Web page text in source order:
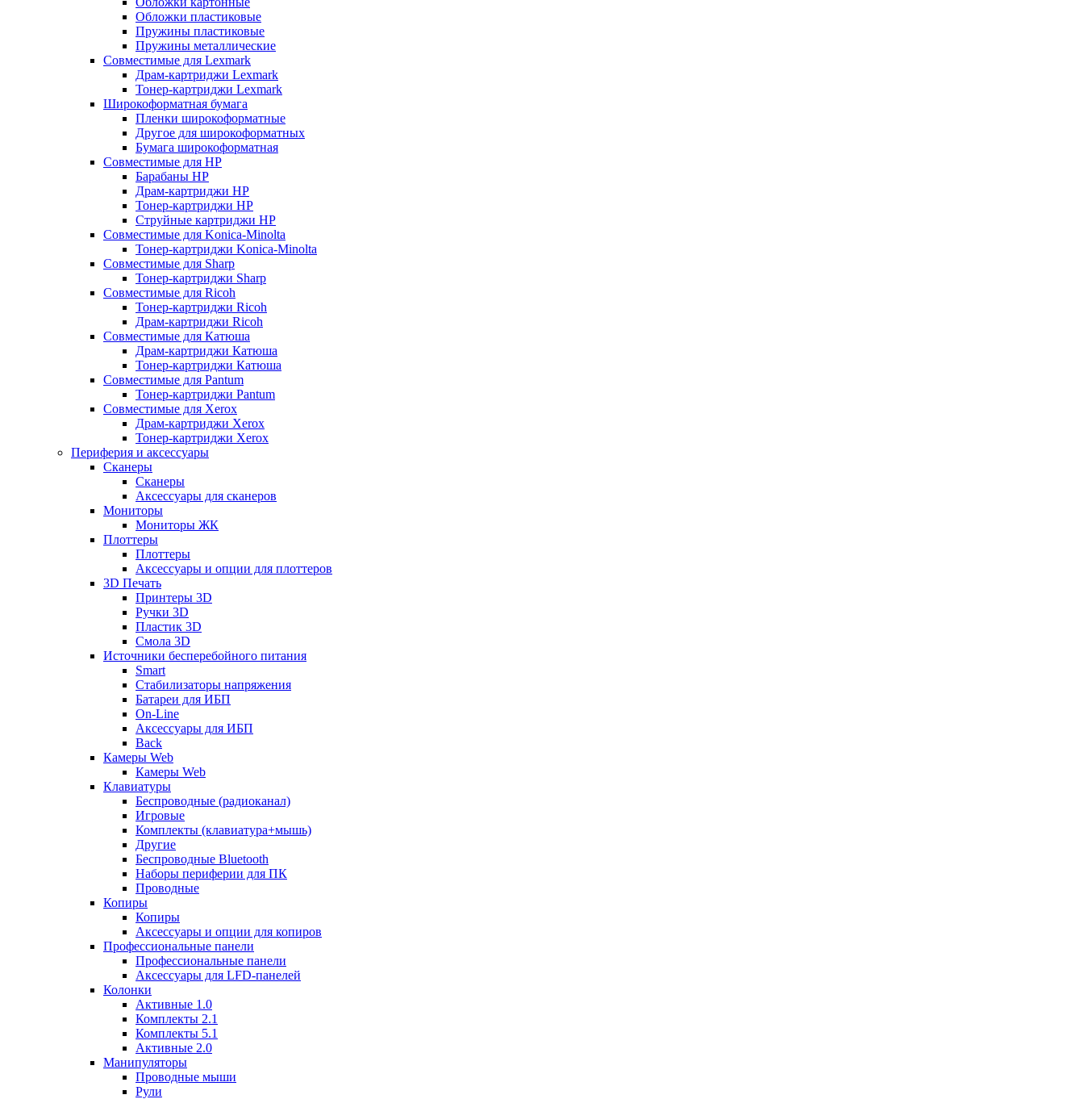
Обложки пластиковые
Пружины пластиковые
Пружины металлические
Совместимые для Lexmark
Драм-картриджи Lexmark
Тонер-картриджи Lexmark
Широкоформатная бумага
Пленки широкоформатные
Другое для широкоформатных
Бумага широкоформатная
Совместимые для HP
Барабаны HP
Драм-картриджи HP
Тонер-картриджи HP
Струйные картриджи HP
Совместимые для Konica-Minolta
Тонер-картриджи Konica-Minolta
Совместимые для Sharp
Тонер-картриджи Sharp
Совместимые для Ricoh
Тонер-картриджи Ricoh
Драм-картриджи Ricoh
Совместимые для Катюша
Драм-картриджи Катюша
Тонер-картриджи Катюша
Совместимые для Pantum
Тонер-картриджи Pantum
Совместимые для Xerox
Драм-картриджи Xerox
Тонер-картриджи Xerox
Периферия и аксессуары
Сканеры
Сканеры
Аксессуары для сканеров
Мониторы
Мониторы ЖК
Плоттеры
Плоттеры
Аксессуары и опции для плоттеров
3D Печать
Принтеры 3D
Ручки 3D
Пластик 3D
Смола 3D
Источники бесперебойного питания
Smart
Стабилизаторы напряжения
Батареи для ИБП
On-Line
Аксессуары для ИБП
Back
Камеры Web
Камеры Web
Клавиатуры
Беспроводные (радиоканал)
Игровые
Комплекты (клавиатура+мышь)
Другие
Беспроводные Bluetooth
Наборы периферии для ПК
Проводные
Копиры
Копиры
Аксессуары и опции для копиров
Профессиональные панели
Профессиональные панели
Аксессуары для LFD-панелей
Колонки
Активные 1.0
Комплекты 2.1
Комплекты 5.1
Активные 2.0
Манипуляторы
Проводные мыши
Рули